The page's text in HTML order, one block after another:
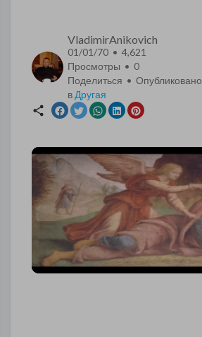
VladimirAnikovich
01/01/70 • 4,621
Просмотры • 0
Поделиться • Опубликовано
в Другая